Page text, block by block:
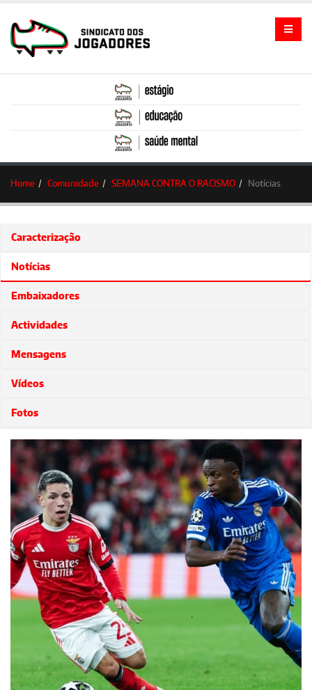
Home Comunidade SEMANA CONTRA O RACISMO Notícias
Caracterização
Notícias
Embaixadores
Actividades
Mensagens
Vídeos
Fotos